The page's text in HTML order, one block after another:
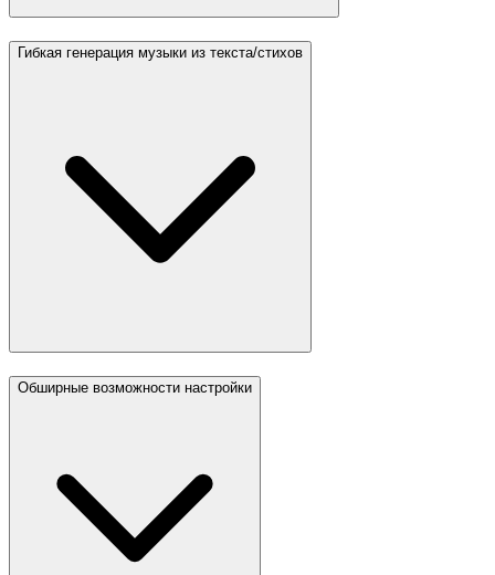
Гибкая генерация музыки из текста/стихов
Обширные возможности настройки